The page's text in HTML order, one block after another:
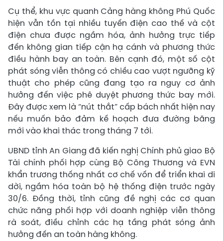
Cụ thể, khu vực quanh Cảng hàng không Phú Quốc
hiện vẫn tồn tại nhiều tuyến điện cao thế và cột
điện chưa được ngầm hóa, ảnh hưởng trực tiếp
đến không gian tiếp cận hạ cánh và phương thức
điều hành bay an toàn. Bên cạnh đó, một số cột
phát sóng viễn thông có chiều cao vượt ngưỡng kỹ
thuật cho phép cũng đang tạo ra nguy cơ ảnh
hưởng đến việc phê duyệt phương thức bay mới.
Đây được xem là “nút thắt” cấp bách nhất hiện nay
nếu muốn bảo đảm kế hoạch đưa đường băng
mới vào khai thác trong tháng 7 tới.
UBND tỉnh An Giang đã kiến nghị Chính phủ giao Bộ
Tài chính phối hợp cùng Bộ Công Thương và EVN
khẩn trương thống nhất cơ chế vốn để triển khai di
dời, ngầm hóa toàn bộ hệ thống điện trước ngày
30/6. Đồng thời, tỉnh cũng đề nghị các cơ quan
chức năng phối hợp với doanh nghiệp viễn thông
rà soát, điều chỉnh các hạ tầng phát sóng ảnh
hưởng đến an toàn hàng không.